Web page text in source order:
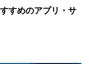
すめのアプリ・サ